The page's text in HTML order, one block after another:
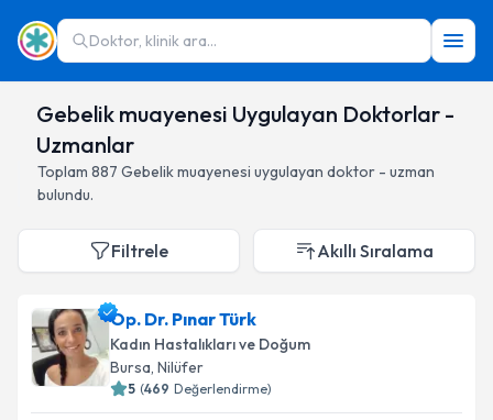
Doktor, klinik ara...
Gebelik muayenesi Uygulayan Doktorlar -
Uzmanlar
Toplam 887 Gebelik muayenesi uygulayan doktor - uzman
bulundu.
Filtrele Akıllı Sıralama
Op. Dr. Pınar Türk
Kadın Hastalıkları ve Doğum
Bursa, Nilüfer
5 (469 Değerlendirme)